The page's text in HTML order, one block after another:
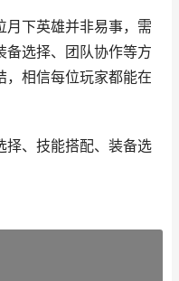
月下英雄并非易事，需
备选择、团队协作等方
，相信每位玩家都能在
择、技能搭配、装备选